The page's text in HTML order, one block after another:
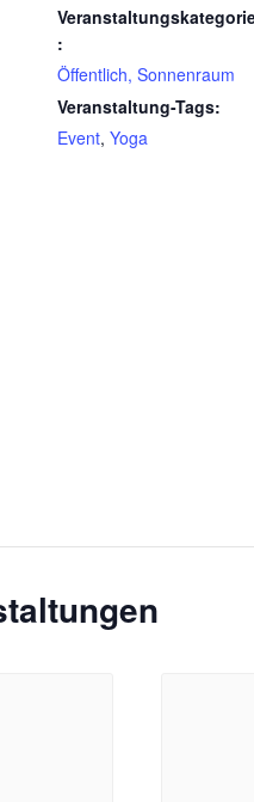
:
Öffentlich, Sonnenraum
Veranstaltung-Tags:
Event, Yoga